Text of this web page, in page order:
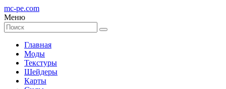
mc-pe.com
Меню
Главная
Моды
Текстуры
Шейдеры
Карты